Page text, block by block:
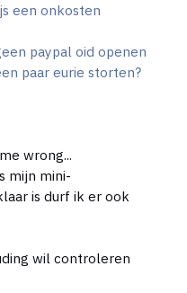
een onkosten
paypal oid openen
paar eurie storten?
wrong...
mijn mini-
is durf ik er ook
wil controleren